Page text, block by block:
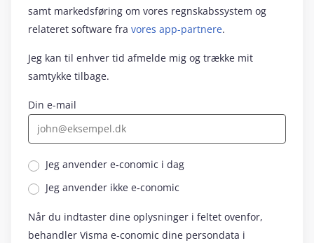
samt markedsføring om vores regnskabssystem og
relateret software fra vores app-partnere.
Jeg kan til enhver tid afmelde mig og trække mit
samtykke tilbage.
Din e-mail
Jeg anvender e‑conomic i dag
Jeg anvender ikke e‑conomic
Når du indtaster dine oplysninger i feltet ovenfor,
behandler Visma e‑conomic dine persondata i